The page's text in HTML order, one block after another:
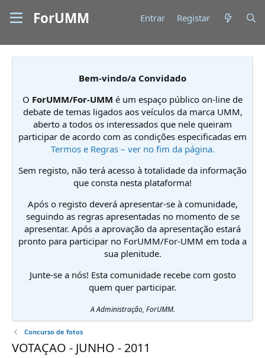
ForUMM Entrar Registar
Bem-vindo/a Convidado
O ForUMM/For-UMM é um espaço público on-line de
debate de temas ligados aos veículos da marca UMM,
aberto a todos os interessados que nele queiram
participar de acordo com as condições especificadas em
Termos e Regras – ver no fim da página.
Sem registo, não terá acesso à totalidade da informação
que consta nesta plataforma!
Após o registo deverá apresentar-se à comunidade,
seguindo as regras apresentadas no momento de se
apresentar. Após a aprovação da apresentação estará
pronto para participar no ForUMM/For-UMM em toda a
sua plenitude.
Junte-se a nós! Esta comunidade recebe com gosto
quem quer participar.
A Administração, ForUMM.
Concurso de fotos
VOTAÇAO - JUNHO - 2011